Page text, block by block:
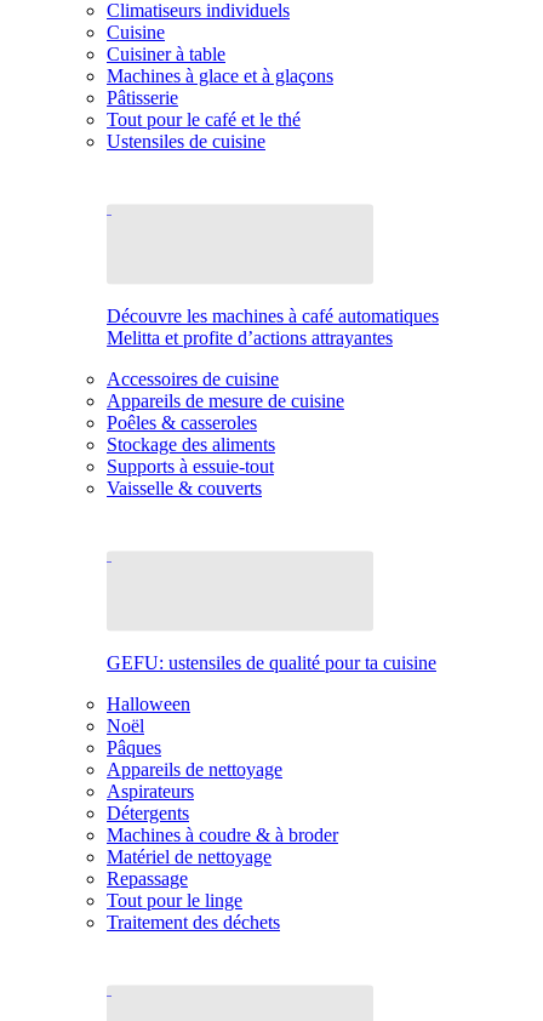
Climatiseurs individuels
Cuisine
Cuisiner à table
Machines à glace et à glaçons
Pâtisserie
Tout pour le café et le thé
Ustensiles de cuisine
Découvre les machines à café automatiques
Melitta et profite d’actions attrayantes
Accessoires de cuisine
Appareils de mesure de cuisine
Poêles & casseroles
Stockage des aliments
Supports à essuie-tout
Vaisselle & couverts
GEFU: ustensiles de qualité pour ta cuisine
Halloween
Noël
Pâques
Appareils de nettoyage
Aspirateurs
Détergents
Machines à coudre & à broder
Matériel de nettoyage
Repassage
Tout pour le linge
Traitement des déchets